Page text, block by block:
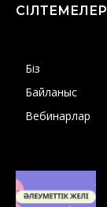
СІЛТЕМЕЛЕР
Біз
Байланыс
Вебинарлар